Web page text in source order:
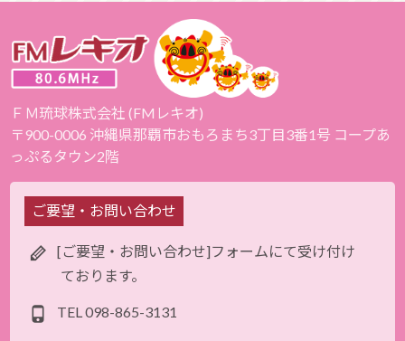
ＦＭ琉球株式会社 (FMレキオ)
〒900-0006 沖縄県那覇市おもろまち3丁目3番1号 コープあ
っぷるタウン2階
ご要望・お問い合わせ
[ご要望・お問い合わせ]フォームにて受け付け
ております。
TEL098-865-3131